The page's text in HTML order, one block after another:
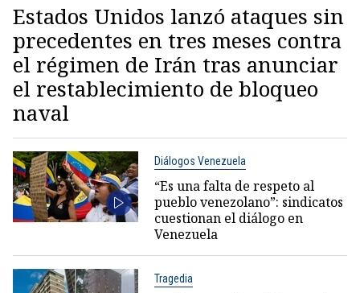
Estados Unidos lanzó ataques sin
precedentes en tres meses contra
el régimen de Irán tras anunciar
el restablecimiento de bloqueo
naval
Diálogos Venezuela
“Es una falta de respeto al
pueblo venezolano”: sindicatos
cuestionan el diálogo en
Venezuela
Tragedia